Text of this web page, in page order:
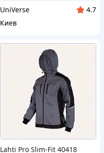
UniVerse
4.7
Киев
Lahti Pro Slim-Fit 40418